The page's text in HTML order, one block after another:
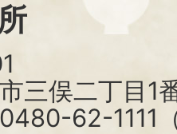
三俣二丁目1
62-1111